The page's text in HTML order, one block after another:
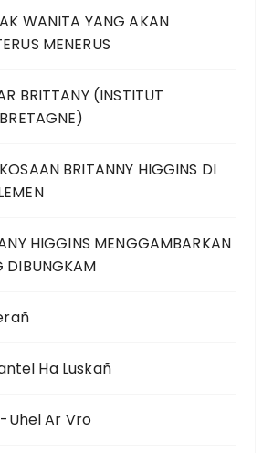
WANITA YANG AKAN
MENERUS
BRITTANY (INSTITUT
BRITANNY HIGGINS DI
HIGGINS MENGGAMBARKAN
DIBUNGKAM
Ha Luskañ
Uhel Ar Vro